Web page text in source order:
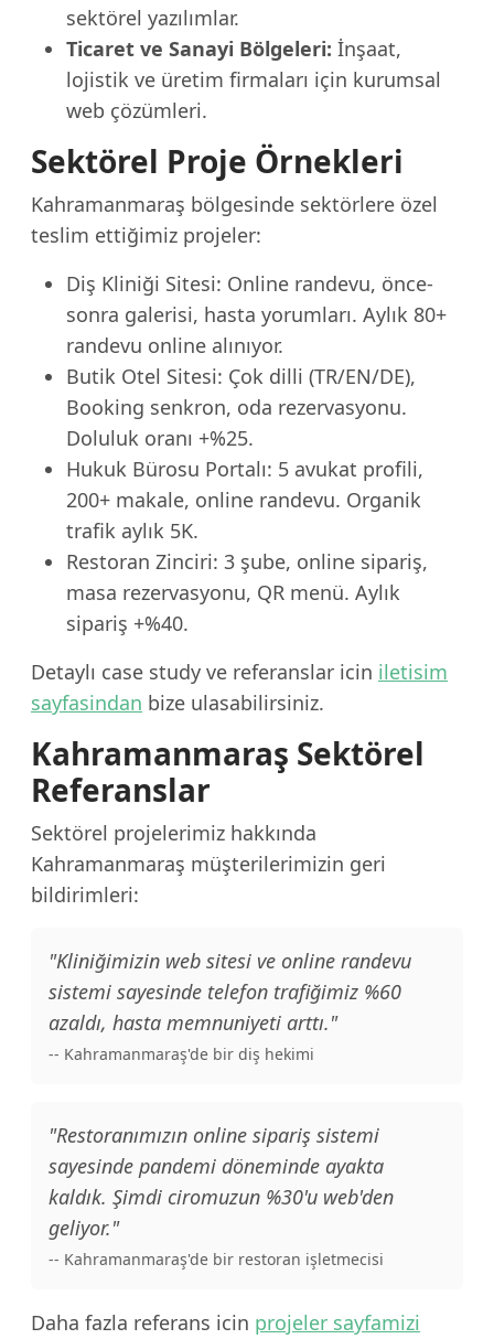
sektörel yazılımlar.
Ticaret ve Sanayi Bölgeleri: İnşaat,
lojistik ve üretim firmaları için kurumsal
web çözümleri.
Sektörel Proje Örnekleri
Kahramanmaraş bölgesinde sektörlere özel
teslim ettiğimiz projeler:
Diş Kliniği Sitesi: Online randevu, önce-
sonra galerisi, hasta yorumları. Aylık 80+
randevu online alınıyor.
Butik Otel Sitesi: Çok dilli (TR/EN/DE),
Booking senkron, oda rezervasyonu.
Doluluk oranı +%25.
Hukuk Bürosu Portalı: 5 avukat profili,
200+ makale, online randevu. Organik
trafik aylık 5K.
Restoran Zinciri: 3 şube, online sipariş,
masa rezervasyonu, QR menü. Aylık
sipariş +%40.
Detaylı case study ve referanslar icin iletisim
sayfasindan bize ulasabilirsiniz.
Kahramanmaraş Sektörel
Referanslar
Sektörel projelerimiz hakkında
Kahramanmaraş müşterilerimizin geri
bildirimleri:
"Kliniğimizin web sitesi ve online randevu
sistemi sayesinde telefon trafiğimiz %60
azaldı, hasta memnuniyeti arttı."
-- Kahramanmaraş'de bir diş hekimi
"Restoranımızın online sipariş sistemi
sayesinde pandemi döneminde ayakta
kaldık. Şimdi ciromuzun %30'u web'den
geliyor."
-- Kahramanmaraş'de bir restoran işletmecisi
Daha fazla referans icin projeler sayfamizi